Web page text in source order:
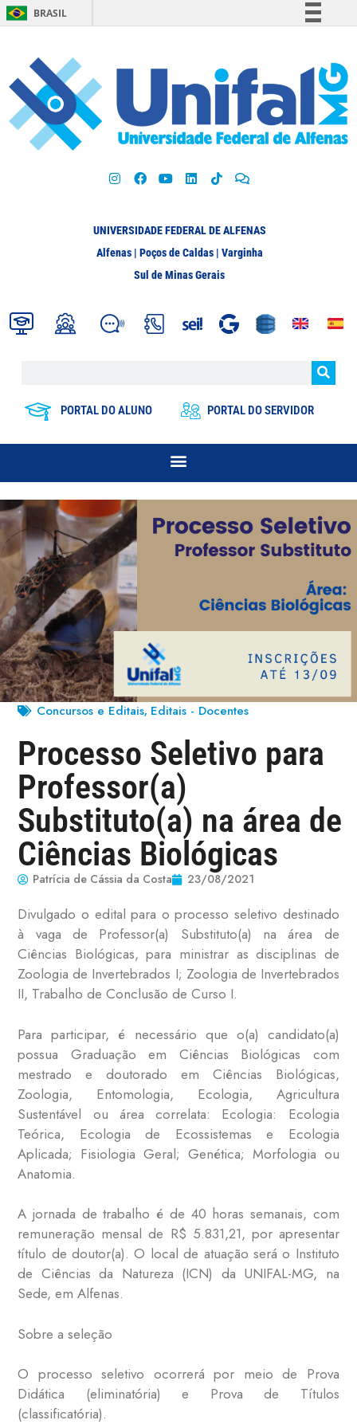
BRASIL
Participe
Acesso à informação
Legislação
UNIVERSIDADE FEDERAL DE ALFENAS
Alfenas | Poços de Caldas | Varginha
Sul de Minas Gerais
PORTAL DO ALUNO PORTAL DO SERVIDOR
Concursos e Editais, Editais - Docentes
Processo Seletivo para
Professor(a)
Substituto(a) na área de
Ciências Biológicas
Patrícia de Cássia da Costa 23/08/2021
Divulgado o edital para o processo seletivo destinado
à vaga de Professor(a) Substituto(a) na área de
Ciências Biológicas, para ministrar as disciplinas de
Zoologia de Invertebrados I; Zoologia de Invertebrados
II, Trabalho de Conclusão de Curso I.
Para participar, é necessário que o(a) candidato(a)
possua Graduação em Ciências Biológicas com
mestrado e doutorado em Ciências Biológicas,
Zoologia, Entomologia, Ecologia, Agricultura
Sustentável ou área correlata: Ecologia: Ecologia
Teórica, Ecologia de Ecossistemas e Ecologia
Aplicada; Fisiologia Geral; Genética; Morfologia ou
Anatomia.
A jornada de trabalho é de 40 horas semanais, com
remuneração mensal de R$ 5.831,21, por apresentar
título de doutor(a). O local de atuação será o Instituto
de Ciências da Natureza (ICN) da UNIFAL-MG, na
Sede, em Alfenas.
Sobre a seleção
O processo seletivo ocorrerá por meio de Prova
Didática (eliminatória) e Prova de Títulos
(classificatória).